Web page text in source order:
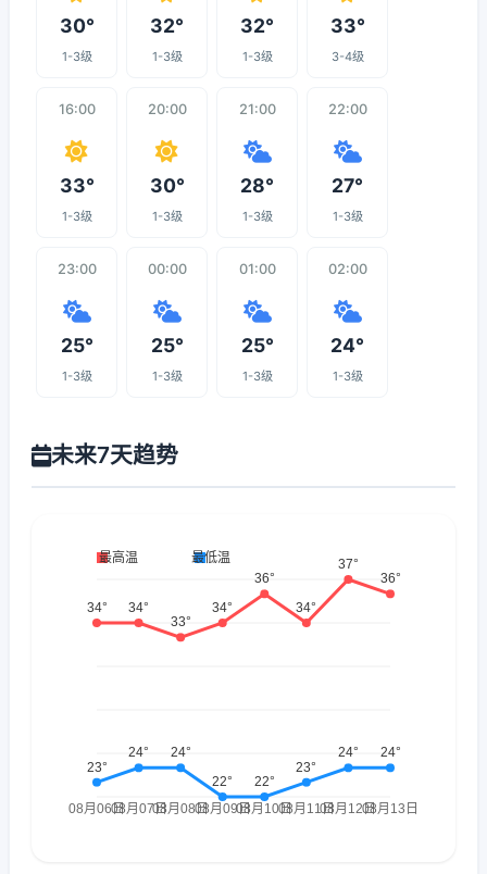
30°
1-3级
32°
1-3级
32°
1-3级
33°
3-4级
16:00
33°
1-3级
20:00
30°
1-3级
21:00
28°
1-3级
22:00
27°
1-3级
23:00
25°
1-3级
00:00
25°
1-3级
01:00
25°
1-3级
02:00
24°
1-3级
未来7天趋势